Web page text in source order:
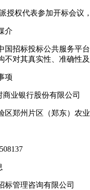
授权代表参加开标会议
介
国招标投标公共服务平
不对其真实性、准确性
项
业银行股份有限公司
区郑州片区（郑东）农
标管理咨询有限公司